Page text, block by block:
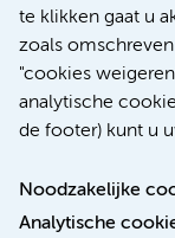
te klikken gaat u
zoals
"cookies
analytische
de footer) kunt u
Noodzakelijke
Analytische
Verwijzen &